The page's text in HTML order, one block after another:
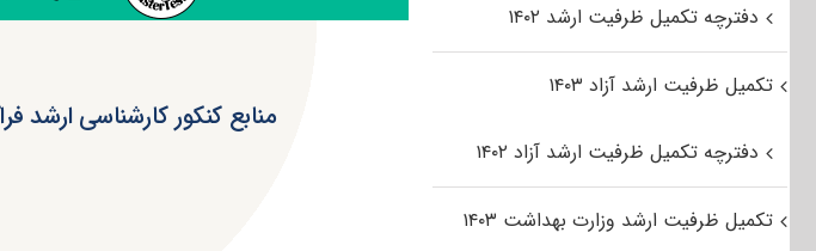
منابع کنکور کارشناسی ارشد
دفترچه تکمیل ظرفیت ارشد ۱۴۰۲
تکمیل ظرفیت ارشد آزاد ۱۴۰۳
دفترچه تکمیل ظرفیت ارشد آزاد ۱۴۰۲
تکمیل ظرفیت ارشد وزارت بهداشت ۱۴۰۳